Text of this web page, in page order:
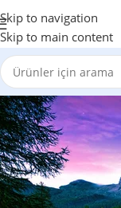
Skip to navigation
Skip to main content